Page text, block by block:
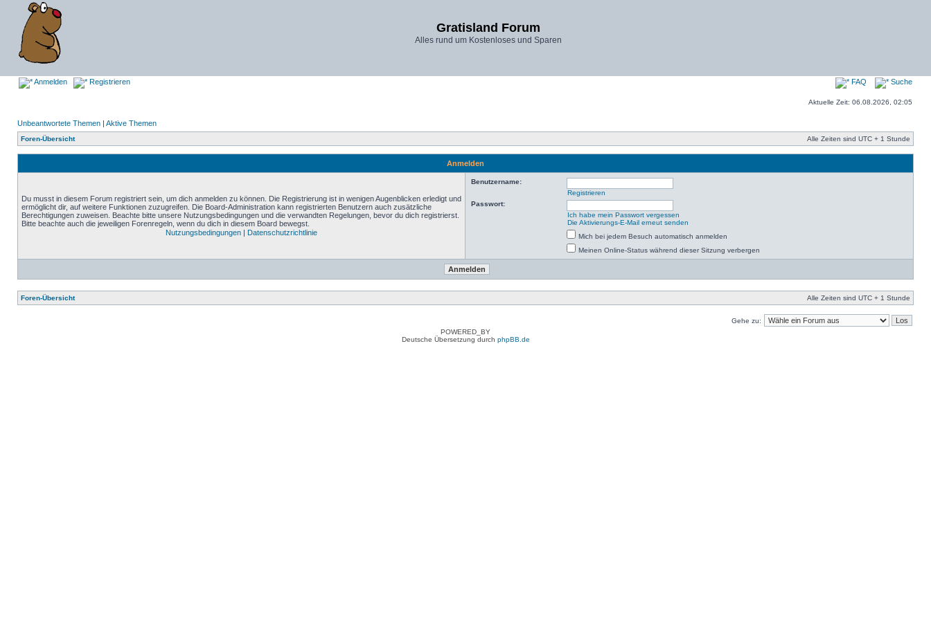
Gratisland Forum
Alles rund um Kostenloses und Sparen
Anmelden Registrieren FAQ Suche
Aktuelle Zeit: 06.08.2026, 02:05
Unbeantwortete Themen | Aktive Themen
Foren-Übersicht Alle Zeiten sind UTC + 1 Stunde
Anmelden
Du musst in diesem Forum registriert sein, um dich anmelden zu können. Die Registrierung ist in wenigen Augenblicken erledigt und
ermöglicht dir, auf weitere Funktionen zuzugreifen. Die Board-Administration kann registrierten Benutzern auch zusätzliche
Berechtigungen zuweisen. Beachte bitte unsere Nutzungsbedingungen und die verwandten Regelungen, bevor du dich registrierst.
Bitte beachte auch die jeweiligen Forenregeln, wenn du dich in diesem Board bewegst.
Nutzungsbedingungen | Datenschutzrichtlinie
Benutzername:
Registrieren
Passwort:
Ich habe mein Passwort vergessen
Die Aktivierungs-E-Mail erneut senden
Mich bei jedem Besuch automatisch anmelden
Meinen Online-Status während dieser Sitzung verbergen
Foren-Übersicht Alle Zeiten sind UTC + 1 Stunde
Gehe zu:
POWERED_BY
Deutsche Übersetzung durch phpBB.de